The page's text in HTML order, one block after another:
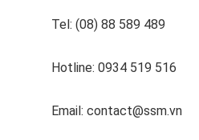
Tel: (08) 88 589 489
Hotline: 0934 519 516
Email: contact@ssm.vn